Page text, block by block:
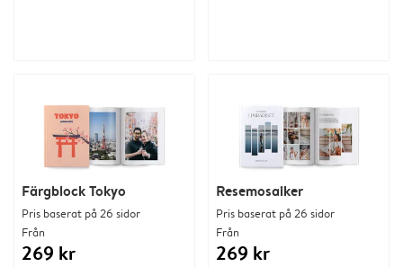
Resemosaiker
Pris baserat på 26 sidor
Från
269 kr
Färgblock Tokyo
Pris baserat på 26 sidor
Från
269 kr